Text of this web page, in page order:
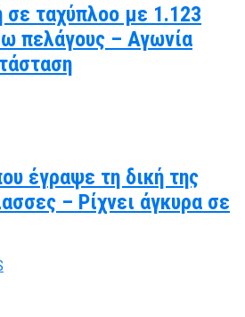
σε ταχύπλοο με 1.123
πελάγους – Αγωνία
έγραψε τη δική της
– Ρίχνει άγκυρα σε